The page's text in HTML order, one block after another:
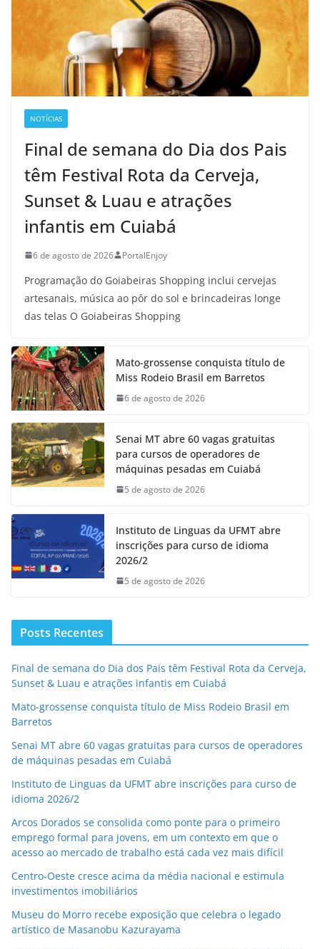
NOTÍCIAS
Final de semana do Dia dos Pais
têm Festival Rota da Cerveja,
Sunset & Luau e atrações
infantis em Cuiabá
6 de agosto de 2026 PortalEnjoy
Programação do Goiabeiras Shopping inclui cervejas
artesanais, música ao pôr do sol e brincadeiras longe
das telas O Goiabeiras Shopping
Mato-grossense conquista título de
Miss Rodeio Brasil em Barretos
6 de agosto de 2026
Senai MT abre 60 vagas gratuitas
para cursos de operadores de
máquinas pesadas em Cuiabá
5 de agosto de 2026
Instituto de Linguas da UFMT abre
inscrições para curso de idioma
2026/2
5 de agosto de 2026
Posts Recentes
Final de semana do Dia dos Pais têm Festival Rota da Cerveja,
Sunset & Luau e atrações infantis em Cuiabá
Mato-grossense conquista título de Miss Rodeio Brasil em
Barretos
Senai MT abre 60 vagas gratuitas para cursos de operadores
de máquinas pesadas em Cuiabá
Instituto de Linguas da UFMT abre inscrições para curso de
idioma 2026/2
Arcos Dorados se consolida como ponte para o primeiro
emprego formal para jovens, em um contexto em que o
acesso ao mercado de trabalho está cada vez mais difícil
Centro-Oeste cresce acima da média nacional e estimula
investimentos imobiliários
Museu do Morro recebe exposição que celebra o legado
artístico de Masanobu Kazurayama